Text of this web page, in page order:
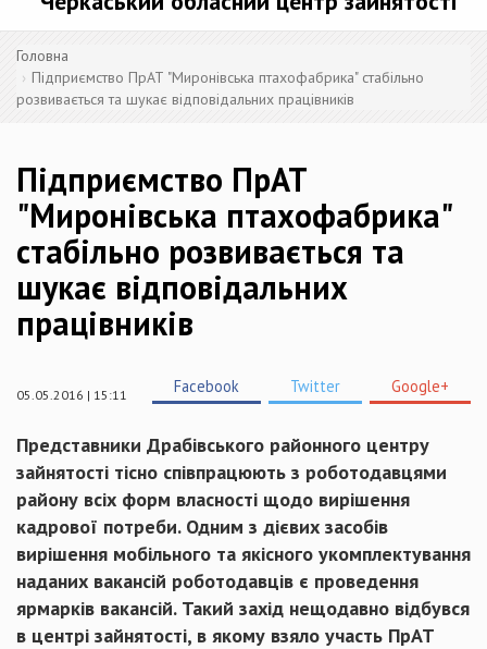
Головна
Підприємство ПрАТ "Миронівська птахофабрика" стабільно
розвивається та шукає відповідальних працівників
Підприємство ПрАТ
"Миронівська птахофабрика"
стабільно розвивається та
шукає відповідальних
працівників
05.05.2016 | 15:11 Facebook Twitter Google+
Представники Драбівського районного центру
зайнятості тісно співпрацюють з роботодавцями
району всіх форм власності щодо вирішення
кадрової потреби. Одним з дієвих засобів
вирішення мобільного та якісного укомплектування
наданих вакансій роботодавців є проведення
ярмарків вакансій. Такий захід нещодавно відбувся
в центрі зайнятості, в якому взяло участь ПрАТ